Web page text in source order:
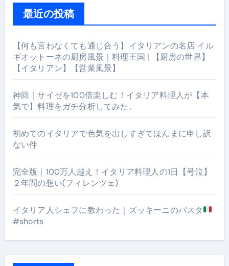
最近の投稿
【何も言わなくても通じ合う】イタリアンの名店 イル
ギオットーネの厨房風景｜料理王国 | 【厨房の世界】
【イタリアン】【営業風景】
神回｜サイゼを100倍楽しむ！イタリア料理人が【本
気で】料理をガチ分析してみた。
初めてのイタリアで色気を出しすぎてほんまに申し訳
ない件
完全版｜100万人越え！イタリア料理人の1日【号泣】
２年間の想い(フィレンツェ)
イタリア人シェフに教わった｜ズッキーニのパスタ
#shorts